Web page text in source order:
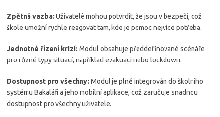
Zpětná vazba: Uživatelé mohou potvrdit, že jsou v bezpečí, což
škole umožní rychle reagovat tam, kde je pomoc nejvíce potřeba.
Jednotné řízení krizí: Modul obsahuje předdefinované scénáře
pro různé typy situací, například evakuaci nebo lockdown.
Dostupnost pro všechny: Modul je plně integrován do školního
systému Bakaláři a jeho mobilní aplikace, což zaručuje snadnou
dostupnost pro všechny uživatele.